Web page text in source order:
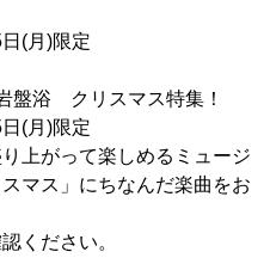
(月)限定
盤浴 クリスマス特集！
(月)限定
上がって楽しめるミュージ
マス」にちなんだ楽曲をお
ください。